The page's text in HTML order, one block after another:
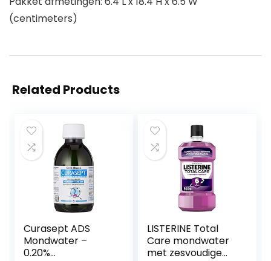
(centimeters)
Related Products
Curasept ADS
Mondwater –
0.20%
LISTERINE Total
Care mondwater
met zesvoudige